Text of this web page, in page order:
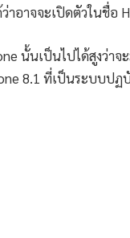
าอาจจะเปิดตัวในชื่อ
นั้นเป็นไปได้สูงว่า
8.1 ที่เป็นระบบปฏ